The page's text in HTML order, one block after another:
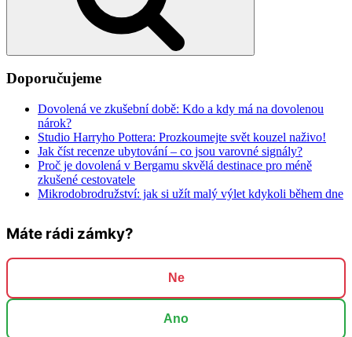
Doporučujeme
Dovolená ve zkušební době: Kdo a kdy má na dovolenou
nárok?
Studio Harryho Pottera: Prozkoumejte svět kouzel naživo!
Jak číst recenze ubytování – co jsou varovné signály?
Proč je dovolená v Bergamu skvělá destinace pro méně
zkušené cestovatele
Mikrodobrodružství: jak si užít malý výlet kdykoli během dne
Máte rádi zámky?
Ne
Ano